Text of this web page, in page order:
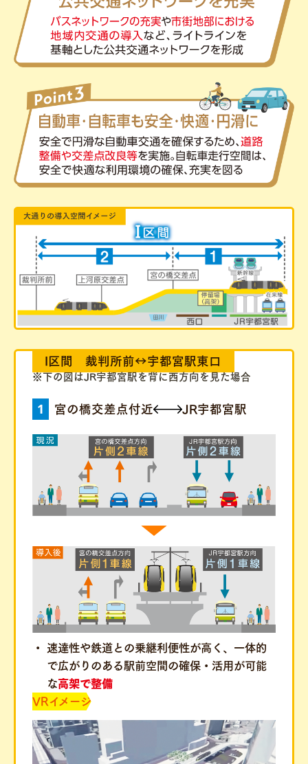
I区間 裁判所前↔︎宇都宮駅東口
※下の図はJR宇都宮駅を背に西方向を見た場合
1 宮の橋交差点付近 JR宇都宮駅
速達性や鉄道との乗継利便性が高く、一体的
で広がりのある駅前空間の確保・活用が可能
な高架で整備
VRイメージ